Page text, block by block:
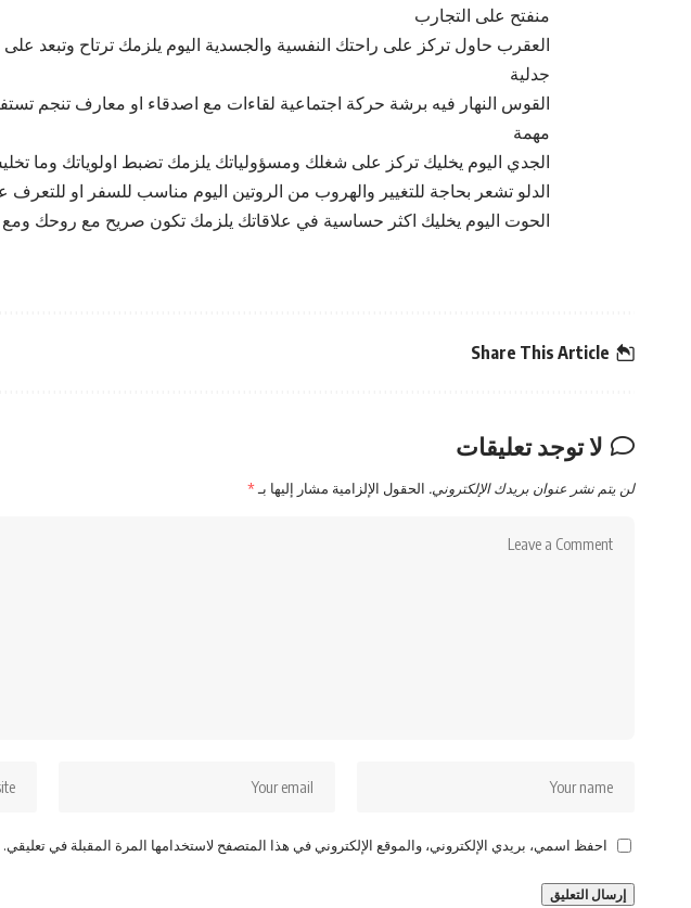
منفتح على التجارب
العقرب حاول تركز على راحتك النفسية والجسدية اليوم يلزمك ترتاح وتبعد
جدلية
القوس النهار فيه برشة حركة اجتماعية لقاءات مع اصدقاء او معارف تنجم
مهمة
الجدي اليوم يخليك تركز على شغلك ومسؤولياتك يلزمك تضبط اولوياتك وما
الدلو تشعر بحاجة للتغيير والهروب من الروتين اليوم مناسب للسفر او
الحوت اليوم يخليك اكثر حساسية في علاقاتك يلزمك تكون صريح مع روحك
Share This Article
لا توجد تعليقات
لن يتم نشر عنوان بريدك الإلكتروني. الحقول الإلزامية مشار إليها بـ*
احفظ اسمي، بريدي الإلكتروني، والموقع الإلكتروني في هذا المتصفح لاستخدامها المرة المقبلة في تعليقي.